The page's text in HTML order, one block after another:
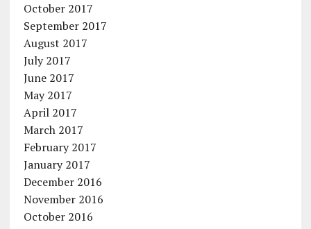
October 2017
September 2017
August 2017
July 2017
June 2017
May 2017
April 2017
March 2017
February 2017
January 2017
December 2016
November 2016
October 2016